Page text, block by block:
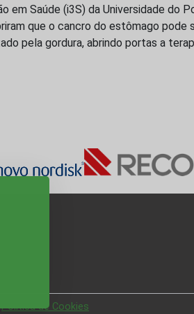
em Saúde (i3S) da Universidade do
que o cancro do estômago pode
pela gordura, abrindo portas a
Política de Cookies